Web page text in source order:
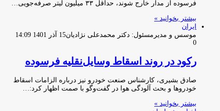
فرسوده از مدار خارج شوند، حداقل ۳۳ میلیون لیتر صرفه‌جویی…
بیشتر بخوانید »
ایران
موسس و مدیرمسئول: دکتر محمدعلی نژادیان15 آذر 1401 14:09
0
رکود در روند اسقاط وسایل‌نقلیه فرسوده
صادق بشیری، کارشناس صنعت خودرو نیز درباره الزامات اسقاط
خودروها و بحث آلودگی هوا در گفت‌وگو با صمت اظهار کرد:…
بیشتر بخوانید »